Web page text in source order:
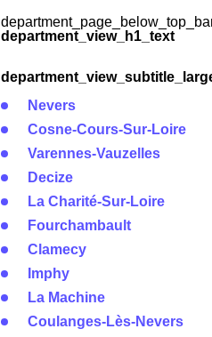
department_view_h1_text
Nevers
Cosne-Cours-Sur-Loire
Varennes-Vauzelles
Decize
La Charité-Sur-Loire
Fourchambault
Clamecy
Imphy
La Machine
Coulanges-Lès-Nevers